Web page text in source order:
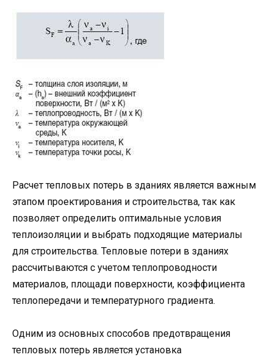
Расчет тепловых потерь в зданиях является важным
этапом проектирования и строительства, так как
позволяет определить оптимальные условия
теплоизоляции и выбрать подходящие материалы
для строительства. Тепловые потери в зданиях
рассчитываются с учетом теплопроводности
материалов, площади поверхности, коэффициента
теплопередачи и температурного градиента.
Одним из основных способов предотвращения
тепловых потерь является установка